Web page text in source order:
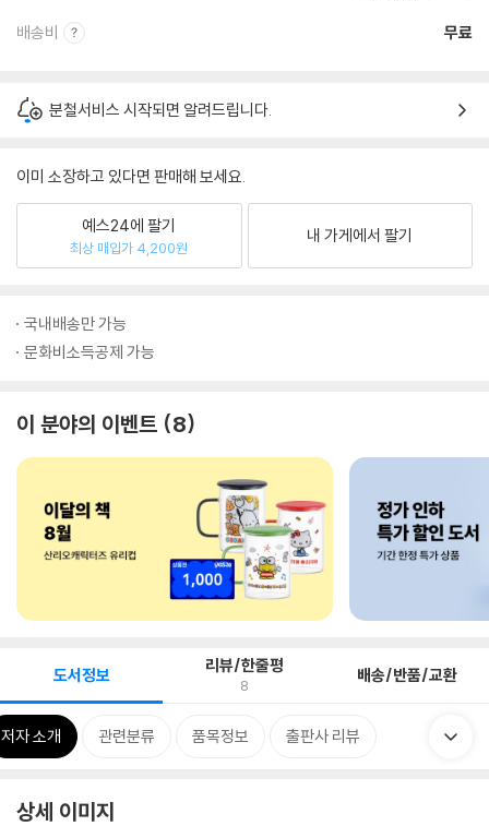
배송비 무료
분철서비스 시작되면 알려드립니다.
이미 소장하고 있다면 판매해 보세요.
예스24에 팔기
최상 매입가 4,200원
내 가게에서 팔기
국내배송만 가능
문화비소득공제 가능
이 분야의 이벤트 8
도서정보 리뷰/한줄평
8 배송/반품/교환
저자 소개 관련분류 품목정보 출판사 리뷰
상세 이미지